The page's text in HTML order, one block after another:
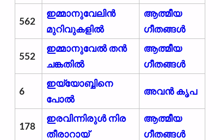
562
ഇമ്മാനുവേലിൻ
മുറിവുകളിൽ
ആത്മീയ
ഗീതങ്ങൾ
552
ഇമ്മാനുവേൽ തൻ
ചങ്കതിൽ
ആത്മീയ
ഗീതങ്ങൾ
6
ഇയ്യോബ്ബിനെ
പോൽ
അവന്‍ കൃപ
178
ഇരവിന്നിരുൾ നിര
തീരാറായ്
ആത്മീയ
ഗീതങ്ങൾ